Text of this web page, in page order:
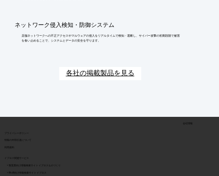
ネットワーク侵入検知・防御システム
店舗ネットワークへの不正アクセスやマルウェアの侵入をリアルタイムで検知・遮断し、サイバー攻撃の初期段階で被害
を食い止めることで、システムとデータの安全を守ります。
各社の掲載製品を見る
​プライバシーポリシー
​情報の外部伝達について
利用規約
会社情報
イプロス関連サービス
> 製造業向け情報検索サイト イプロスものづくり
> BtoB向け情報検索サイト イプロス